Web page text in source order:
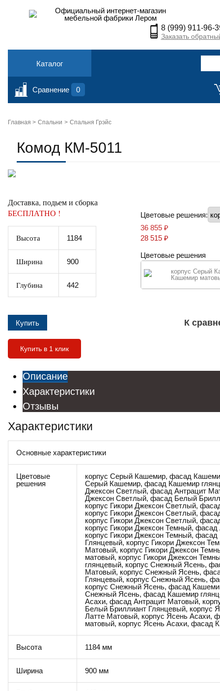
Официальный интернет-магазин
мебельной фабрики Лером
8 (999) 911-96-
Заказать
Каталог
Сравнение 0
Главная > Спальни Спальня Грэйс
Комод КМ-5011
Доставка, подьем и сборка
БЕСПЛАТНО !
Высота 1184
Ширина 900
Глубина 442
Цветовые решения:
36 855 ₽
28 515 ₽
Цветовые решения
корпус Серый
Кашемир
К
Купить в 1 клик
Описание
Характеристики
Отзывы
Характеристики
Основные характеристики
Цветовые
решения
корпус Серый Кашемир, фасад
Серый Кашемир, фасад Кашемир
Джексон Светлый, фасад Антрацит
Джексон Светлый, фасад Белый
корпус Гикори Джексон Светлый,
корпус Гикори Джексон Светлый,
корпус Гикори Джексон Светлый,
корпус Гикори Джексон Темный,
корпус Гикори Джексон Темный,
Глянцевый, корпус Гикори Джексон
Матовый, корпус Гикори Джексон
матовый, корпус Гикори Джексон
глянцевый, корпус Снежный Ясень,
Матовый, корпус Снежный Ясень,
Глянцевый, корпус Снежный Ясень,
корпус Снежный Ясень, фасад
Снежный Ясень, фасад Кашемир
Асахи, фасад Антрацит Матовый,
Белый Бриллиант Глянцевый, корпус
Латте Матовый, корпус Ясень Асахи,
матовый, корпус Ясень Асахи, фасад
Высота 1184 мм
Ширина 900 мм